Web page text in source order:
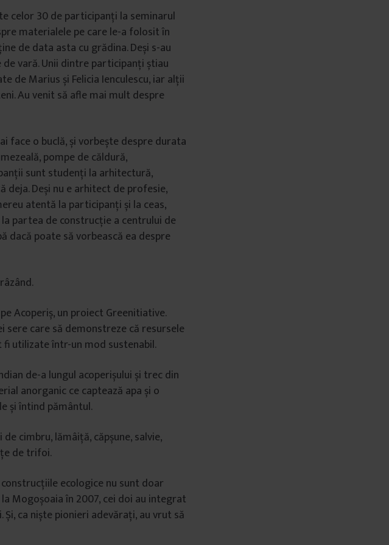
celor 30 de participanți la seminarul
materialele pe care le-a folosit în
de data asta cu grădina. Deși s-au
vară. Unii dintre participanți știau
de Marius și Felicia Ienculescu, iar alții
Au venit să afle mai mult despre
face o buclă, și vorbește despre durata
pompe de căldură,
sunt studenți la arhitectură,
deja. Deși nu e arhitect de profesie,
atentă la participanți și la ceas,
partea de construcție a centrului de
dacă poate să vorbească ea despre
Acoperiș, un proiect Greenitiative.
sere care să demonstreze că resursele
utilizate într-un mod sustenabil.
de-a lungul acoperișului și trec din
anorganic ce captează apa și o
și întind pământul.
cimbru, lămâiță, căpșune, salvie,
de trifoi.
ecologice nu sunt doar
Mogoșoaia în 2007, cei doi au integrat
ca niște pionieri adevărați, au vrut să